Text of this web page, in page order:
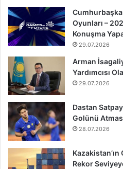
Oyunları –
Konuşma
29.07.2026
Arman
Yardımcısı
29.07.2026
Dastan
Golünü
28.07.2026
Rekor